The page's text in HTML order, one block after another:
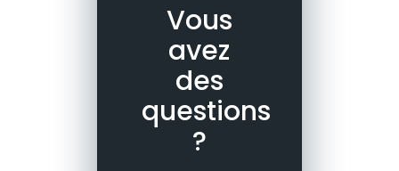
Vous
avez
des
questions
?